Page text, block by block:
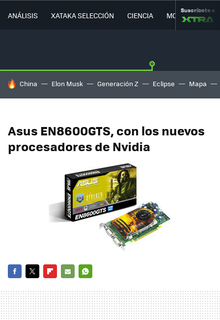
ANÁLISIS XATAKA SELECCIÓN CIENCIA MOVILIDAD
Suscríbete a
HOY SE HABLA DE
China Elon Musk Generación Z Eclipse Mapa
Asus EN8600GTS, con los nuevos
procesadores de Nvidia
MAIL